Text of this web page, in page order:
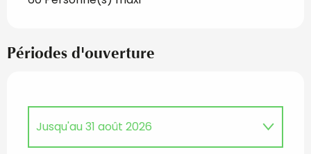
Périodes d'ouverture
Jusqu'au 31 août 2026